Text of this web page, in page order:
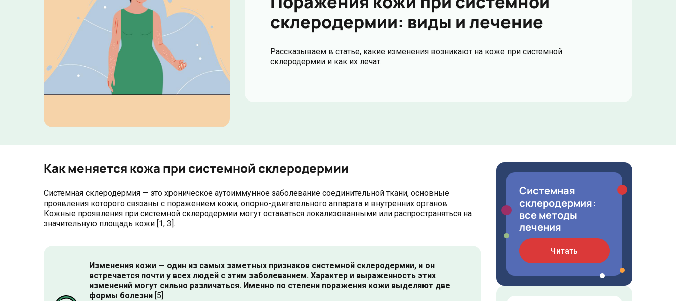
склеродермии: виды и лечение
Рассказываем в статье, какие изменения возникают на коже при системной
склеродермии и как их лечат.
Как меняется кожа при системной склеродермии
Системная склеродермия — это хроническое аутоиммунное заболевание соединительной ткани, основные
проявления которого связаны с поражением кожи, опорно-двигательного аппарата и внутренних органов.
Кожные проявления при системной склеродермии могут оставаться локализованными или распространяться на
значительную площадь кожи [1, 3].
Изменения кожи — один из самых заметных признаков системной склеродермии, и он
встречается почти у всех людей с этим заболеванием. Характер и выраженность этих
изменений могут сильно различаться. Именно по степени поражения кожи выделяют две
формы болезни [5]:
Системная
склеродермия:
все методы
лечения
Читать